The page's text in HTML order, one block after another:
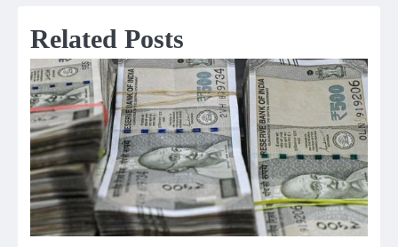
Related Posts